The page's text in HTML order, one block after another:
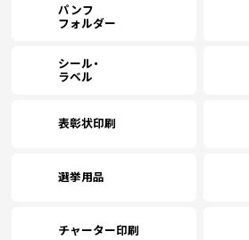
パンフ
フォルダー
シール・
ラベル
表彰状印刷
選挙用品
チャーター印刷